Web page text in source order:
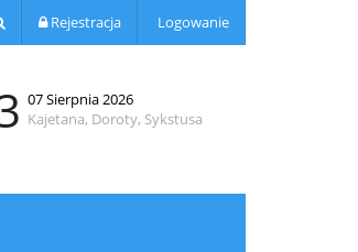
Rejestracja Logowanie
07 Sierpnia 2026
Kajetana, Doroty, Sykstusa